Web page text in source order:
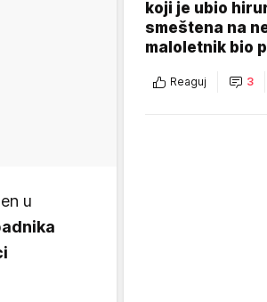
u
koji je ubio
smeštena na
maloletnik bio
Reaguj 3